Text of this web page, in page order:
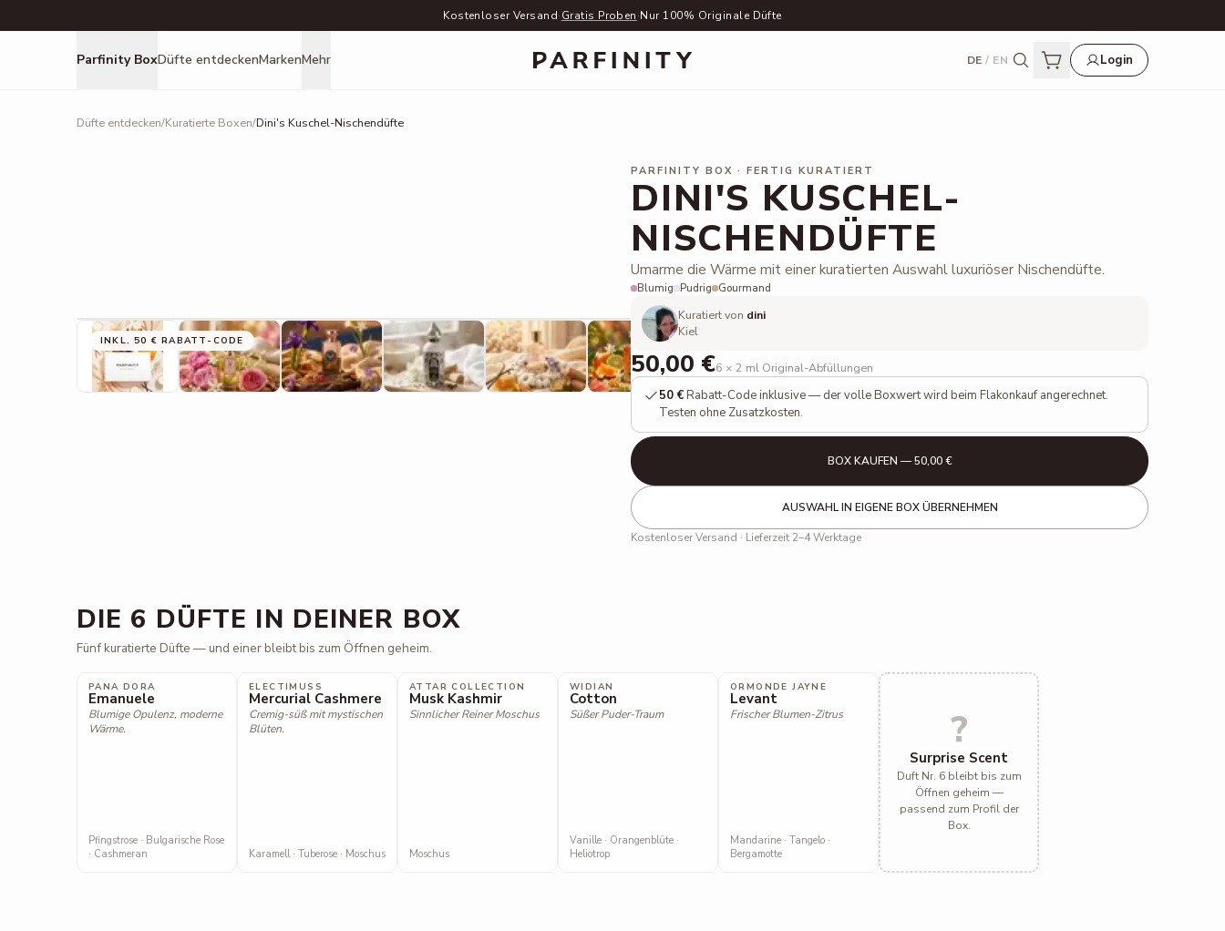
Kostenloser Versand·Gratis Proben·Nur 100% Originale Düfte
Parfinity BoxDüfte entdeckenMarkenMehr DE / EN Login
Düfte entdecken/Kuratierte Boxen/Dini's Kuschel-Nischendüfte
INKL. 50 € RABATT-CODE
Pana Dora: Emanuele
PARFINITY BOX · FERTIG KURATIERT
DINI'S KUSCHEL-
NISCHENDÜFTE
Umarme die Wärme mit einer kuratierten Auswahl luxuriöser Nischendüfte.
Blumig Pudrig Gourmand
Kuratiert von dini
Kiel
50,00 €6 × 2 ml Original-Abfüllungen
50 €Rabatt-Code inklusive — der volle Boxwert wird beim Flakonkauf angerechnet.
Testen ohne Zusatzkosten.
BOX KAUFEN — 50,00 €
AUSWAHL IN EIGENE BOX ÜBERNEHMEN
Kostenloser Versand · Lieferzeit 2–4 Werktage
DIE 6 DÜFTE IN DEINER BOX
Fünf kuratierte Düfte — und einer bleibt bis zum Öffnen geheim.
PANA DORA
Emanuele
Blumige Opulenz, moderne
Wärme.
Pfingstrose · Bulgarische Rose
· Cashmeran
ELECTIMUSS
Mercurial Cashmere
Cremig-süß mit mystischen
Blüten.
Karamell · Tuberose · Moschus
ATTAR COLLECTION
Musk Kashmir
Sinnlicher Reiner Moschus
Moschus
WIDIAN
Cotton
Süßer Puder-Traum
Vanille · Orangenblüte ·
Heliotrop
ORMONDE JAYNE
Levant
Frischer Blumen-Zitrus
Mandarine · Tangelo ·
Bergamotte
?
Surprise Scent
Duft Nr. 6 bleibt bis zum
Öffnen geheim —
passend zum Profil der
Box.